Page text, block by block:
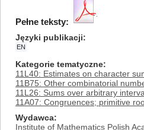
Pełne teksty:
Języki publikacji
EN
Kategorie tematyczne
11L40: Estimates on character
11B75: Other combinatorial
11L26: Sums over arbitrary
11A07: Congruences; primitive
Wydawca
Institute of Mathematics Polish